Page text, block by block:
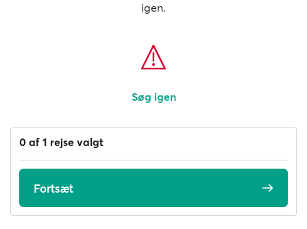
igen.
Søg igen
0 af 1 rejse valgt
Fortsæt